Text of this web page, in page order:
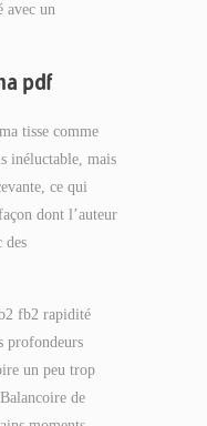
avec un
pdf
tisse comme
inéluctable, mais
ce qui
dont l’auteur
des
fb2 rapidité
profondeurs
un peu trop
de